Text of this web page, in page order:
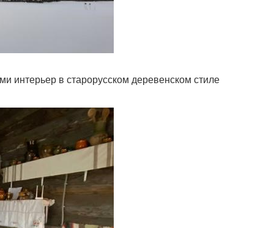
интерьер в старорусском деревенском стиле